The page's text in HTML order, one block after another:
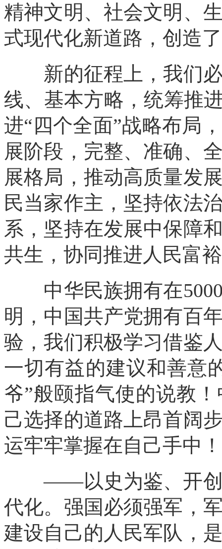
精神文明、社会文明、
式现代化新道路，创造
新的征程上，我们必
线、基本方略，统筹推
进“四个全面”战略布局
展阶段，完整、准确、
展格局，推动高质量发
民当家作主，坚持依法
系，坚持在发展中保障
共生，协同推进人民富
中华民族拥有在5000
明，中国共产党拥有百
验，我们积极学习借鉴
一切有益的建议和善意
爷”般颐指气使的说教
己选择的道路上昂首阔
运牢牢掌握在自己手中！
——以史为鉴、开创
代化。强国必须强军，
建设自己的人民军队，